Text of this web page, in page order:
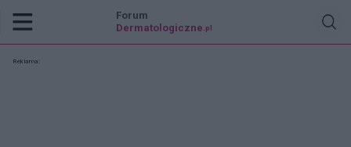
Forum
Dermatologiczne .pl
Reklama: